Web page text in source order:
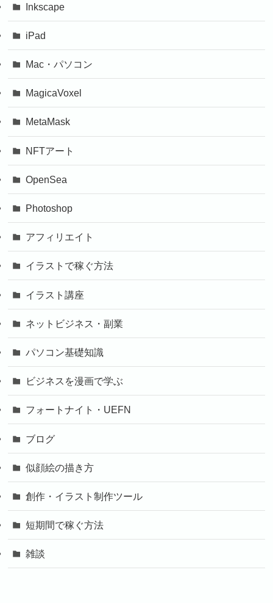
Inkscape
iPad
Mac・パソコン
MagicaVoxel
MetaMask
NFTアート
OpenSea
Photoshop
アフィリエイト
イラストで稼ぐ方法
イラスト講座
ネットビジネス・副業
パソコン基礎知識
ビジネスを漫画で学ぶ
フォートナイト・UEFN
ブログ
似顔絵の描き方
創作・イラスト制作ツール
短期間で稼ぐ方法
雑談